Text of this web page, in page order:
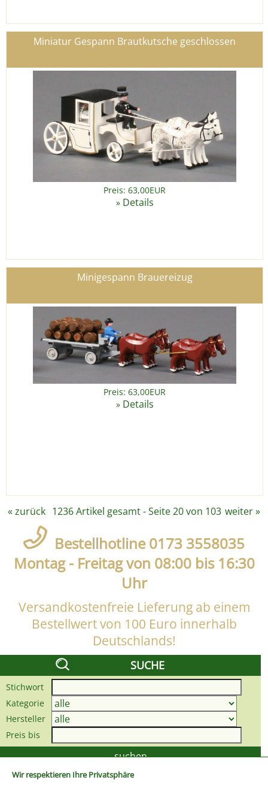
Wir respektieren Ihre Privatsphäre
Miniatur Gespann Brautkutsche geschlossen
Preis: 63,00EUR
» Details
Minigespann Brauereizug
Preis: 63,00EUR
» Details
«zurück 1236 Artikel gesamt - Seite 20 von 103 weiter»
Bestellhotline 0173 3558035
Montag - Freitag von 08:00 bis 16:30
Uhr
Versandkostenfreie Lieferung ab einem
Bestellwert von 100 Euro innerhalb
Deutschlands!
SUCHE
Stichwort
Kategorie
Hersteller
Preis bis